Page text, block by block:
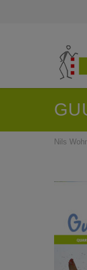
Nils